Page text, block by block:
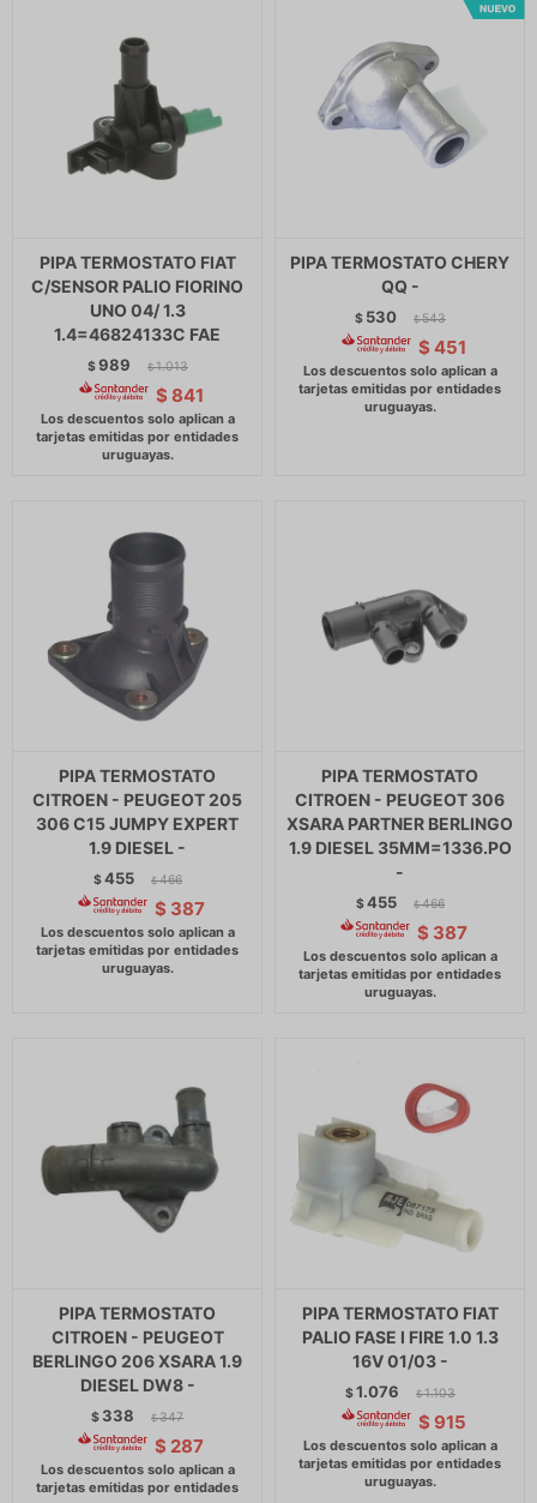
PIPA TERMOSTATO FIAT
C/SENSOR PALIO FIORINO
UNO 04/ 1.3
1.4=46824133C FAE
$989 $ 1.013
$ 841
PIPA TERMOSTATO CHERY
QQ -
$ 530 $ 543
$ 451
PIPA TERMOSTATO
CITROEN - PEUGEOT 205
306 C15 JUMPY EXPERT
1.9 DIESEL -
$455 $ 466
$ 387
PIPA TERMOSTATO
CITROEN - PEUGEOT 306
XSARA PARTNER BERLINGO
1.9 DIESEL 35MM=1336.PO
-
$455 $ 466
$ 387
PIPA TERMOSTATO
CITROEN - PEUGEOT
BERLINGO 206 XSARA 1.9
DIESEL DW8 -
$ 338 $ 347
$ 287
PIPA TERMOSTATO FIAT
PALIO FASE I FIRE 1.0 1.3
16V 01/03 -
$1.076 $ 1.103
$ 915